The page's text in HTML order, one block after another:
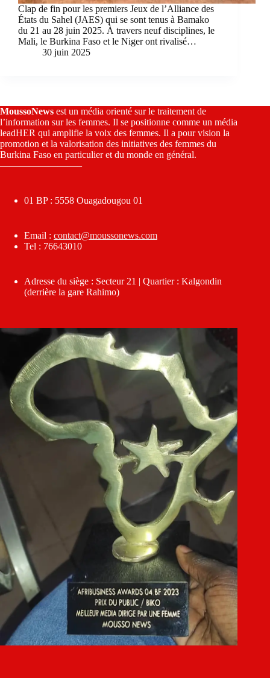
Clap de fin pour les premiers Jeux de l’Alliance des
États du Sahel (JAES) qui se sont tenus à Bamako
du 21 au 28 juin 2025. À travers neuf disciplines, le
Mali, le Burkina Faso et le Niger ont rivalisé…
30 juin 2025
MoussoNews est un média orienté sur le traitement de
l’information sur les femmes. Il se positionne comme un média
leadHER qui amplifie la voix des femmes. Il a pour vision la
promotion et la valorisation des initiatives des femmes du
Burkina Faso en particulier et du monde en général.
————————–
01 BP : 5558 Ouagadougou 01
Email : contact@moussonews.com
Tel : 76643010
Adresse du siège : Secteur 21 | Quartier : Kalgondin
(derrière la gare Rahimo)